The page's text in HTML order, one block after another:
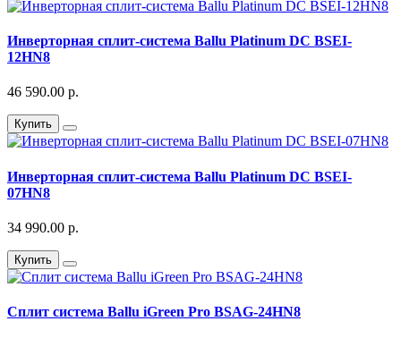
Инверторная сплит-система Ballu Platinum DC BSEI-
12HN8
46 590.00 р.
Купить
Инверторная сплит-система Ballu Platinum DC BSEI-
07HN8
34 990.00 р.
Купить
Сплит система Ballu iGreen Pro BSAG-24HN8